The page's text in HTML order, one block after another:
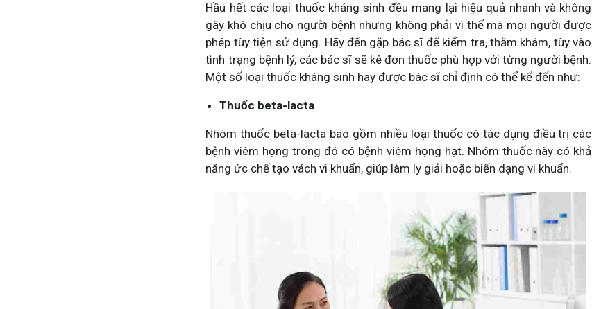
Hầu hết các loại thuốc kháng sinh đều mang lại hiệu quả nhanh và không
gây khó chịu cho người bệnh nhưng không phải vì thế mà mọi người được
phép tùy tiện sử dụng. Hãy đến gặp bác sĩ để kiểm tra, thăm khám, tùy vào
tình trạng bệnh lý, các bác sĩ sẽ kê đơn thuốc phù hợp với từng người bệnh.
Một số loại thuốc kháng sinh hay được bác sĩ chỉ định có thể kể đến như:
Thuốc beta-lacta
Nhóm thuốc beta-lacta bao gồm nhiều loại thuốc có tác dụng điều trị các
bệnh viêm họng trong đó có bệnh viêm họng hạt. Nhóm thuốc này có khả
năng ức chế tạo vách vi khuẩn, giúp làm ly giải hoặc biến dạng vi khuẩn.